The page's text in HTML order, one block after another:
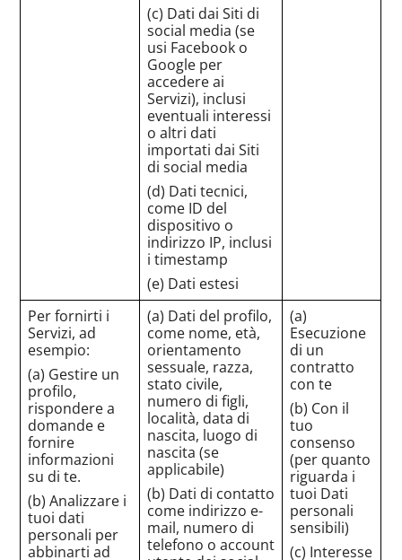
(c) Dati dai Siti di
social media (se
usi Facebook o
Google per
accedere ai
Servizi), inclusi
eventuali interessi
o altri dati
importati dai Siti
di social media
(d) Dati tecnici,
come ID del
dispositivo o
indirizzo IP, inclusi
i timestamp
(e) Dati estesi
Per fornirti i
Servizi, ad
esempio:
(a) Gestire un
profilo,
rispondere a
domande e
fornire
informazioni
su di te.
(b) Analizzare i
tuoi dati
personali per
abbinarti ad
(a) Dati del profilo,
come nome, età,
orientamento
sessuale, razza,
stato civile,
numero di figli,
località, data di
nascita, luogo di
nascita (se
applicabile)
(b) Dati di contatto
come indirizzo e-
mail, numero di
telefono o account
(a)
Esecuzione
di un
contratto
con te
(b) Con il
tuo
consenso
(per quanto
riguarda i
tuoi Dati
personali
sensibili)
(c) Interesse